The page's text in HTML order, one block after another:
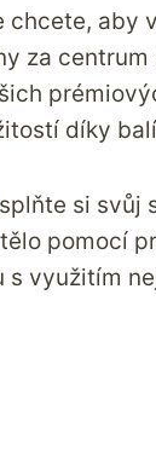
chcete, aby
za
díky
si
pomocí
s využitím